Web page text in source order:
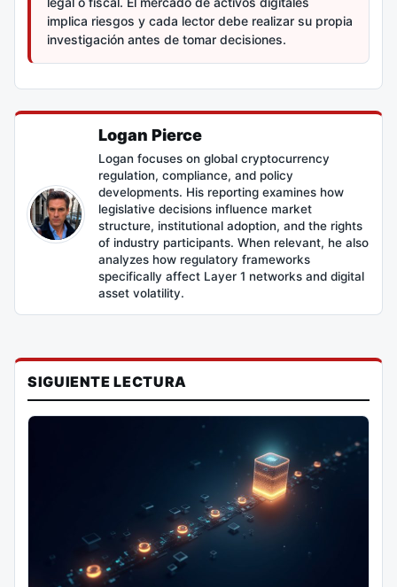
implica riesgos y cada lector debe realizar su propia
investigación antes de tomar decisiones.
Logan Pierce
Logan focuses on global cryptocurrency
regulation, compliance, and policy
developments. His reporting examines how
legislative decisions influence market
structure, institutional adoption, and the rights
of industry participants. When relevant, he also
analyzes how regulatory frameworks
specifically affect Layer 1 networks and digital
asset volatility.
SIGUIENTE LECTURA